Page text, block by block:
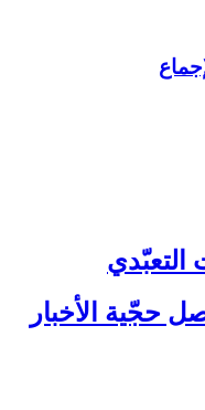
التعبّدي‏
حجّية الأخبار